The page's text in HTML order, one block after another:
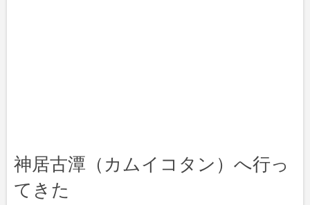
神居古潭（カムイコタン）へ行っ
てきた